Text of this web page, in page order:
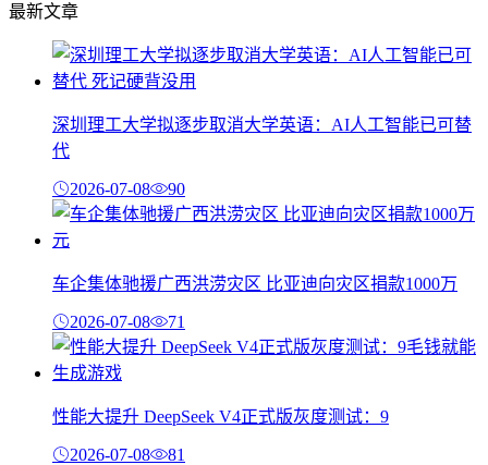
最新文章
深圳理工大学拟逐步取消大学英语：AI人工智能已可替
代
2026-07-08 90
车企集体驰援广西洪涝灾区 比亚迪向灾区捐款1000万
2026-07-08 71
性能大提升 DeepSeek V4正式版灰度测试：9
2026-07-08 81